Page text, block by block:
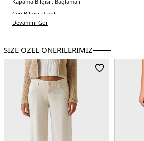
Kapama Bilgisi : Bağlamalı
Cep Bilgisi : Cepli
Kalıp Bilgisi :Regular Fit , Yüksek Bel , Bol Paça
bant-Palazzo model
Üretim Yeri :Çin
5DY2V5RB03KCO90F6DK.182
Devamını Gör
SİZE ÖZEL ÖNERİLERİMİZ